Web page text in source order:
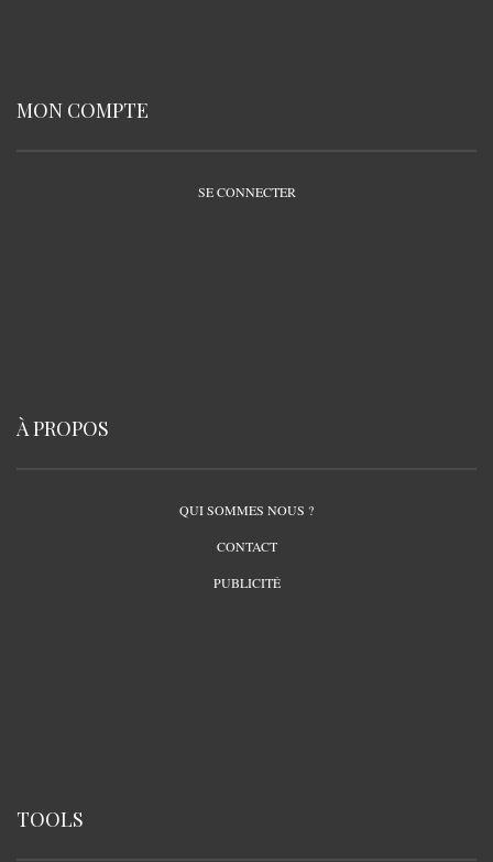
MON COMPTE
SE CONNECTER
À PROPOS
QUI SOMMES NOUS ?
CONTACT
PUBLICITÉ
TOOLS